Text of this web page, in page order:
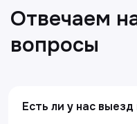
Есть ли у нас